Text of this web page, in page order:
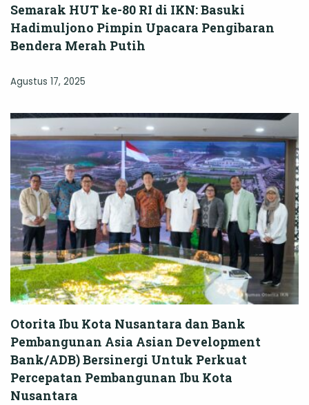
Semarak HUT ke-80 RI di IKN: Basuki
Hadimuljono Pimpin Upacara Pengibaran
Bendera Merah Putih
Agustus 17, 2025
Otorita Ibu Kota Nusantara dan Bank
Pembangunan Asia Asian Development
Bank/ADB) Bersinergi Untuk Perkuat
Percepatan Pembangunan Ibu Kota
Nusantara